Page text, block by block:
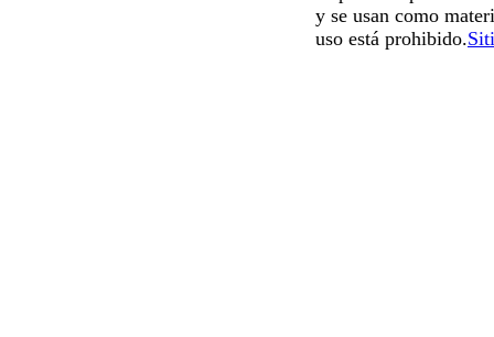
y se usan como
uso está prohibido.